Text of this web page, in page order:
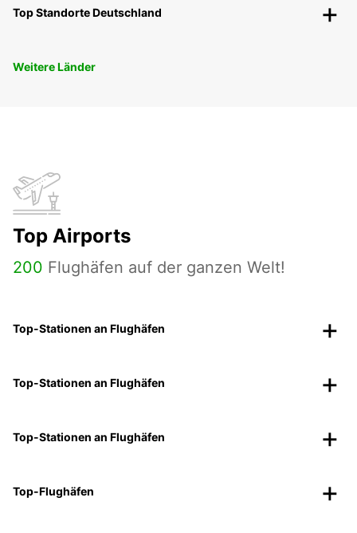
Top Standorte Deutschland
Weitere Länder
Top Airports
200 Flughäfen auf der ganzen Welt!
Top-Stationen an Flughäfen
Top-Stationen an Flughäfen
Top-Stationen an Flughäfen
Top-Flughäfen